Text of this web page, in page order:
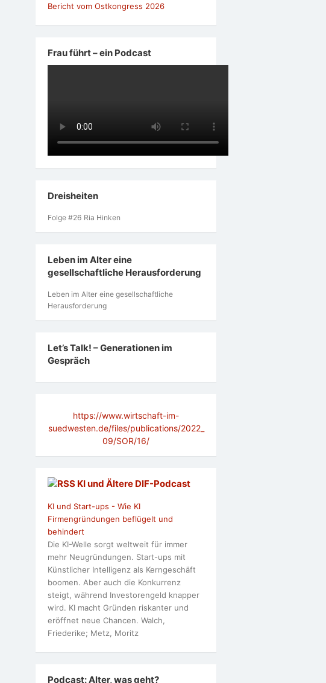
Bericht vom Ostkongress 2026
Frau führt – ein Podcast
Dreisheiten
Folge #26 Ria Hinken
Leben im Alter eine
gesellschaftliche Herausforderung
Leben im Alter eine gesellschaftliche
Herausforderung
Let’s Talk! – Generationen im
Gespräch
https://www.wirtschaft-im-
suedwesten.de/files/publications/2022_
09/SOR/16/
KI und Ältere DlF-Podcast
KI und Start-ups - Wie KI
Firmengründungen beflügelt und
behindert
Die KI-Welle sorgt weltweit für immer
mehr Neugründungen. Start-ups mit
Künstlicher Intelligenz als Kerngeschäft
boomen. Aber auch die Konkurrenz
steigt, während Investorengeld knapper
wird. KI macht Gründen riskanter und
eröffnet neue Chancen. Walch,
Friederike; Metz, Moritz
Podcast: Alter, was geht?